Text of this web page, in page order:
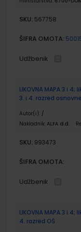
SKU: 567758
ŠIFRA OMOTA:
Udžbenik
LIKOVNA MAPA 3 i
3. i 4. razred
Autor(i): /
Nakladnik: ALFA d.d.
SKU: 993473
ŠIFRA OMOTA:
Udžbenik
LIKOVNA MAPA 3 i
4. razred OŠ